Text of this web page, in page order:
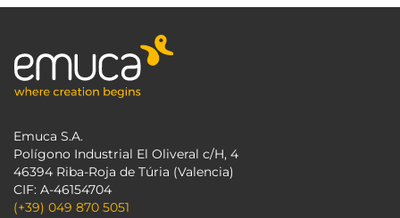
Emuca S.A.
Polígono Industrial El Oliveral c/H, 4
46394 Riba-Roja de Túria (Valencia)
CIF: A-46154704
(+39) 049 870 5051